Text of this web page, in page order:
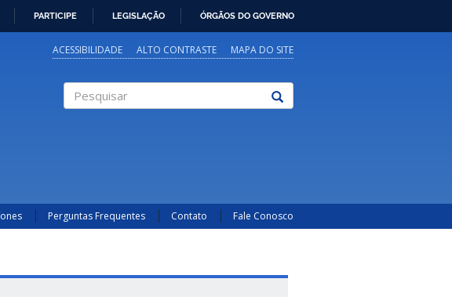
PARTICIPE LEGISLAÇÃO ÓRGÃOS DO GOVERNO
ACESSIBILIDADE ALTO CONTRASTE MAPA DO SITE
Perguntas Frequentes Contato Fale Conosco